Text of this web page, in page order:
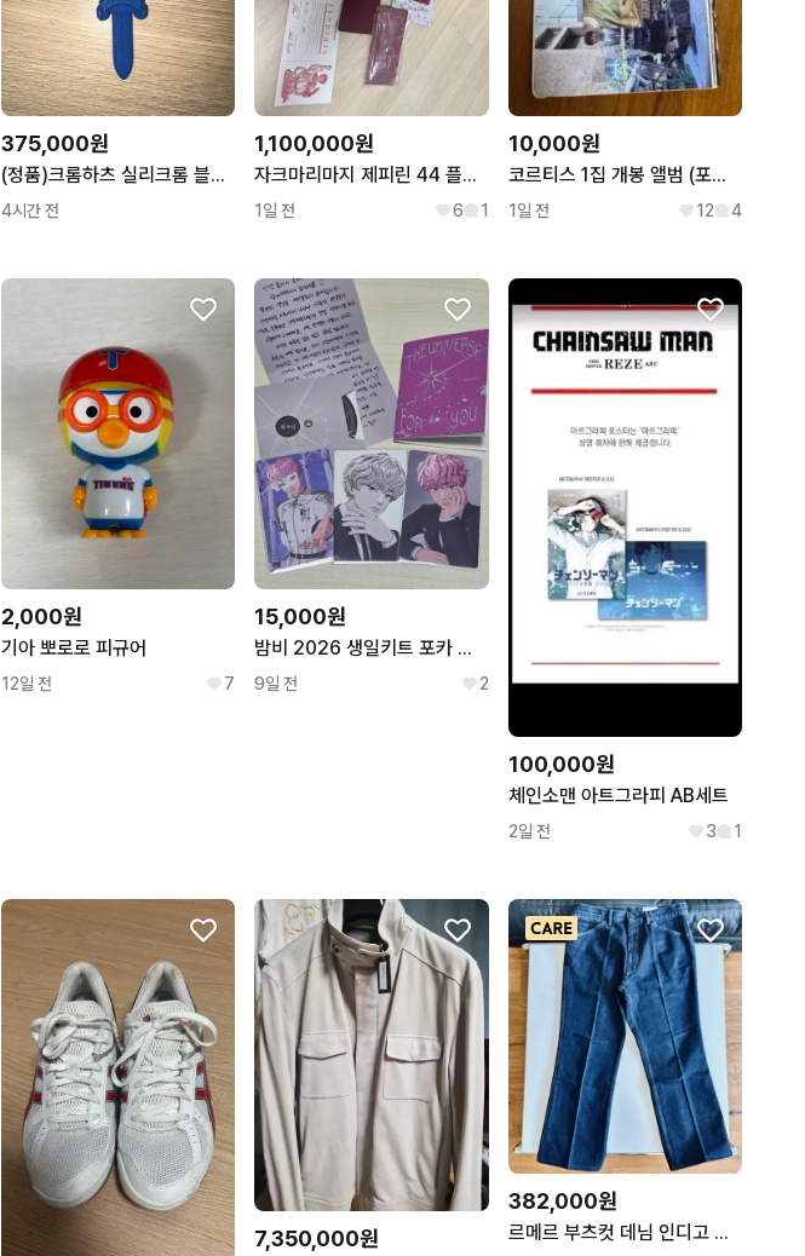
375,000원
(정품)크롬하츠 실리크롬 블루대거 목걸이
4시간 전
1,100,000원
자크마리마지 제피린 44 플래쉬 팝니다
1일 전 6 1
10,000원
코르티스 1집 개봉 앨범 (포토카드 포함)
1일 전 12 4
2,000원
기아 뽀로로 피규어
12일 전 7
15,000원
밤비 2026 생일키트 포카 외 플레이브 bamby plave
9일 전 2
100,000원
체인소맨 아트그라피 AB세트
2일 전 3 1
7,350,000원
382,000원
르메르 부츠컷 데님 인디고 컬러 52사이즈 신품